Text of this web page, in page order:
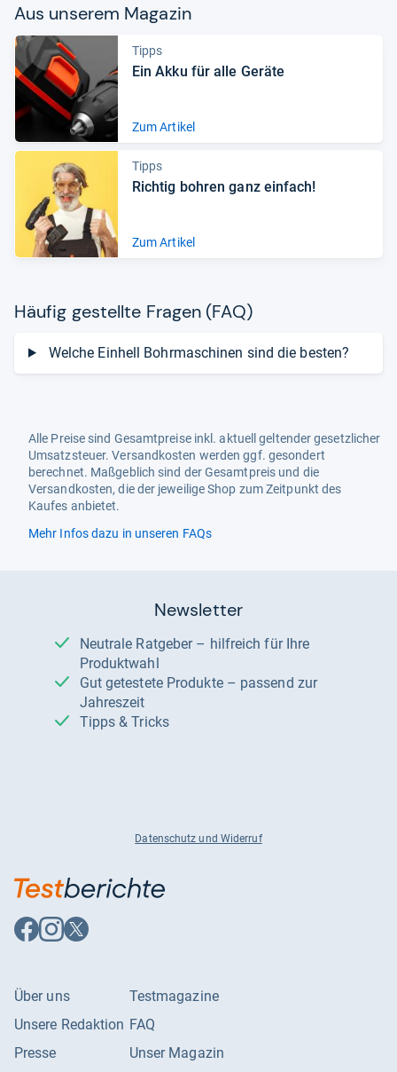
Aus unse­rem Maga­zin
Tipps
Ein Akku für alle Geräte
Zum Artikel
Tipps
Rich­tig boh­ren ganz ein­fach!
Zum Artikel
Häu­fig gestellte Fra­gen (FAQ)
Welche Einhell Bohrmaschinen sind die besten?
Alle Preise sind Gesamtpreise inkl. aktuell geltender gesetzlicher
Umsatzsteuer. Versandkosten werden ggf. gesondert
berechnet. Maßgeblich sind der Gesamtpreis und die
Versandkosten, die der jeweilige Shop zum Zeitpunkt des
Kaufes anbietet.
Mehr Infos dazu in unseren FAQs
Newsletter
Neutrale Ratgeber – hilfreich für Ihre
Produktwahl
Gut getestete Produkte – passend zur
Jahreszeit
Tipps & Tricks
Datenschutz und Widerruf
Auf
Facebook
Auf
Instagram
Auf
X
Über uns
Unsere Redaktion
Presse
Testmagazine
FAQ
Unser Magazin